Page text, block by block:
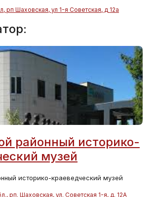
рп Шаховская, ул 1-я Советская, д 12а
районный историко-
музей
историко-краеведческий музей
рп. Шаховская, ул. Советская 1-я, д. 12А